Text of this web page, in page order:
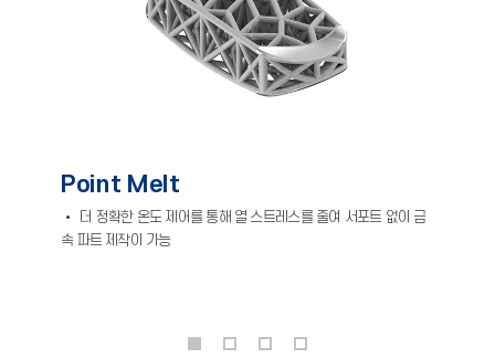
Point Melt
• 더 정확한 온도 제어를 통해 열 스트레스를 줄여 서포트 없이 금
속 파트 제작이 가능